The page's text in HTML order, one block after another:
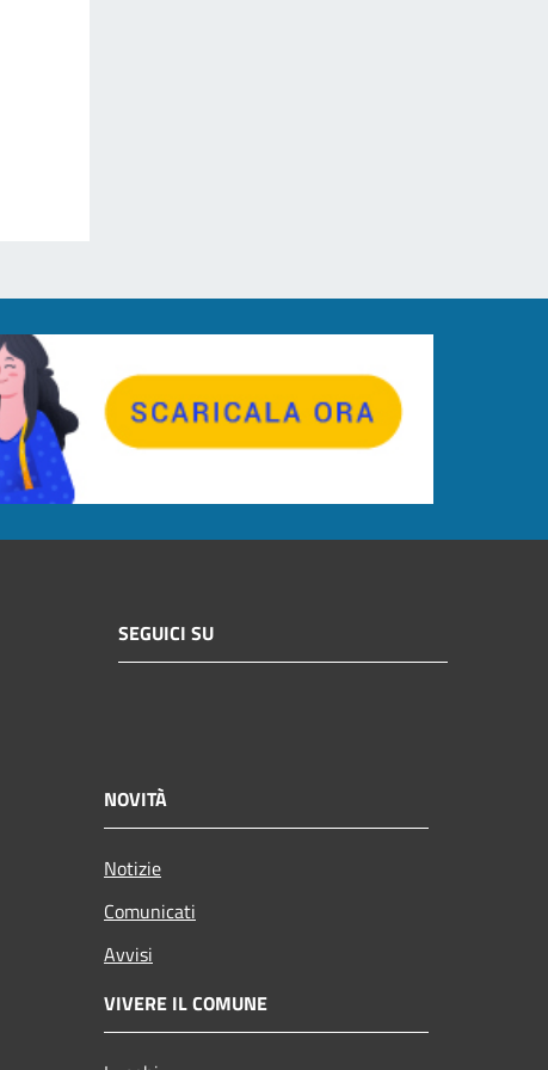
SEGUICI SU
NOVITÀ
Notizie
Comunicati
Avvisi
VIVERE IL COMUNE